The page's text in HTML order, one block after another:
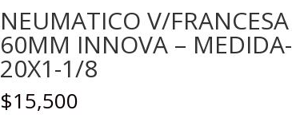
NEUMATICO V/FRANCESA
60MM INNOVA – MEDIDA-
20X1-1/8
$15,500